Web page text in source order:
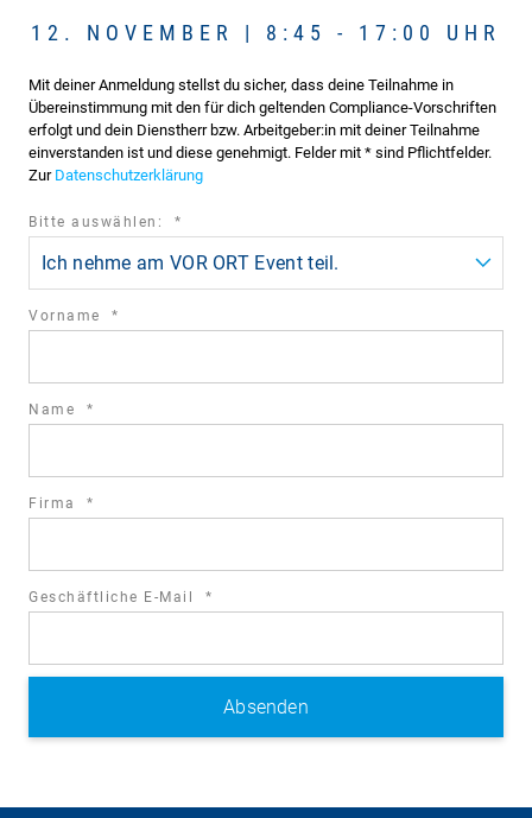
12. NOVEMBER | 8:45 - 17:00 UHR
Mit deiner Anmeldung stellst du sicher, dass deine Teilnahme in
Übereinstimmung mit den für dich geltenden Compliance-Vorschriften
erfolgt und dein Dienstherr bzw. Arbeitgeber:in mit deiner Teilnahme
einverstanden ist und diese genehmigt. Felder mit * sind Pflichtfelder.
Zur Datenschutzerklärung
Bitte auswählen: *
Ich nehme am VOR ORT Event teil.
Vorname *
Name *
Firma *
Geschäftliche E-Mail *